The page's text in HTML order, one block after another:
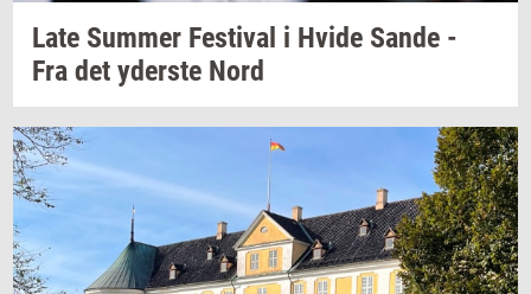
Late Sum­mer Festi­val i Hvide Sande -
Fra det yder­ste Nord